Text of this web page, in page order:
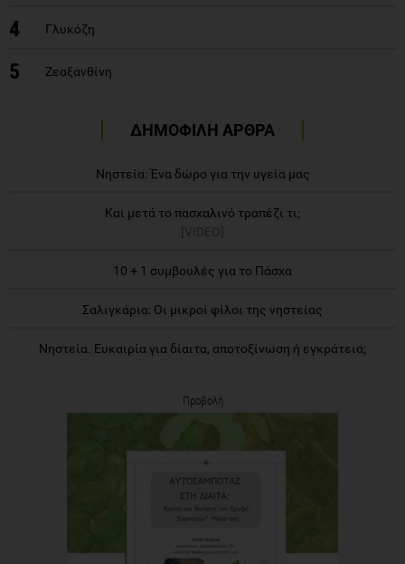
4 Γλυκόζη
5 Ζεαξανθίνη
ΔΗΜΟΦΙΛΗ ΑΡΘΡΑ
Νηστεία: Ένα δώρο για την υγεία μας
Και μετά το πασχαλινό τραπέζι τι;
[VIDEO]
10 + 1 συμβουλές για το Πάσχα
Σαλιγκάρια: Οι μικροί φίλοι της νηστείας
Νηστεία. Ευκαιρία για δίαιτα, αποτοξίνωση ή εγκράτεια;
Προβολή